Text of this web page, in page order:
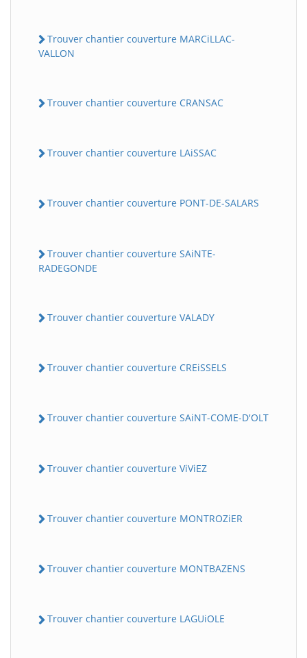
Trouver chantier couverture MARCiLLAC-
VALLON
Trouver chantier couverture CRANSAC
Trouver chantier couverture LAiSSAC
Trouver chantier couverture PONT-DE-SALARS
Trouver chantier couverture SAiNTE-
RADEGONDE
Trouver chantier couverture VALADY
Trouver chantier couverture CREiSSELS
Trouver chantier couverture SAiNT-COME-D'OLT
Trouver chantier couverture ViViEZ
Trouver chantier couverture MONTROZiER
Trouver chantier couverture MONTBAZENS
Trouver chantier couverture LAGUiOLE